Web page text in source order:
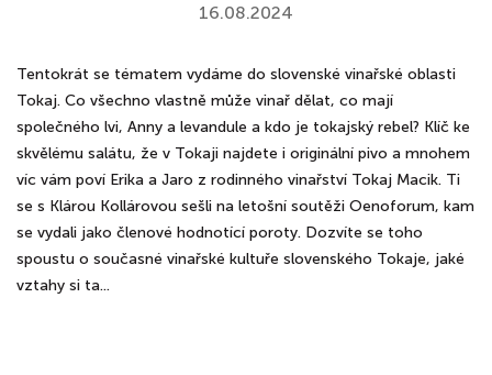
16.08.2024
Tentokrát se tématem vydáme do slovenské vinařské oblasti
Tokaj. Co všechno vlastně může vinař dělat, co mají
společného lvi, Anny a levandule a kdo je tokajský rebel? Klíč ke
skvělému salátu, že v Tokaji najdete i originální pivo a mnohem
víc vám poví Erika a Jaro z rodinného vinařství Tokaj Macik. Ti
se s Klárou Kollárovou sešli na letošní soutěži Oenoforum, kam
se vydali jako členové hodnotící poroty. Dozvíte se toho
spoustu o současné vinařské kultuře slovenského Tokaje, jaké
vztahy si ta...